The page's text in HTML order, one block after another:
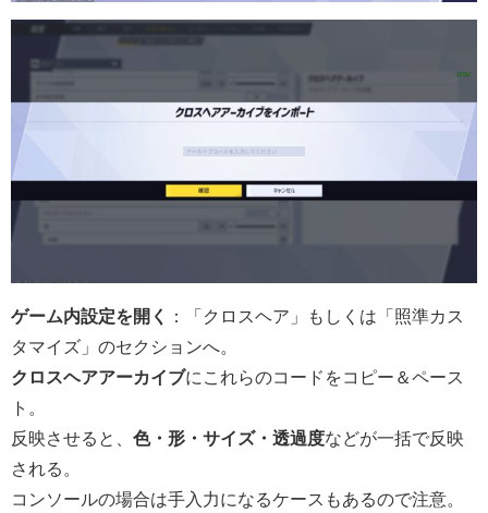
ゲーム内設定を開く
：「クロスヘア」もしくは「照準カス
タマイズ」のセクションへ。
クロスヘアアーカイブにこれらのコードをコピー＆ペース
ト。
反映させると、 色・形・サイズ・透過度などが一括で反映
される。
コンソールの場合は手入力になるケースもあるので注意。